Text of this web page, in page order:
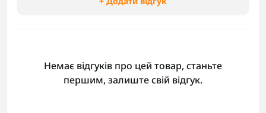
Немає відгуків про цей товар, станьте
першим, залиште свій відгук.